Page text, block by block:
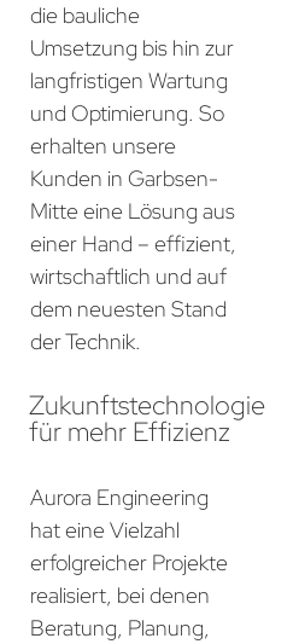
die bauliche
Umsetzung bis hin zur
langfristigen Wartung
und Optimierung. So
erhalten unsere
Kunden in Garbsen-
Mitte eine Lösung aus
einer Hand – effizient,
wirtschaftlich und auf
dem neuesten Stand
der Technik.
Zukunftstechnologie
für mehr Effizienz
Aurora Engineering
hat eine Vielzahl
erfolgreicher Projekte
realisiert, bei denen
Beratung, Planung,